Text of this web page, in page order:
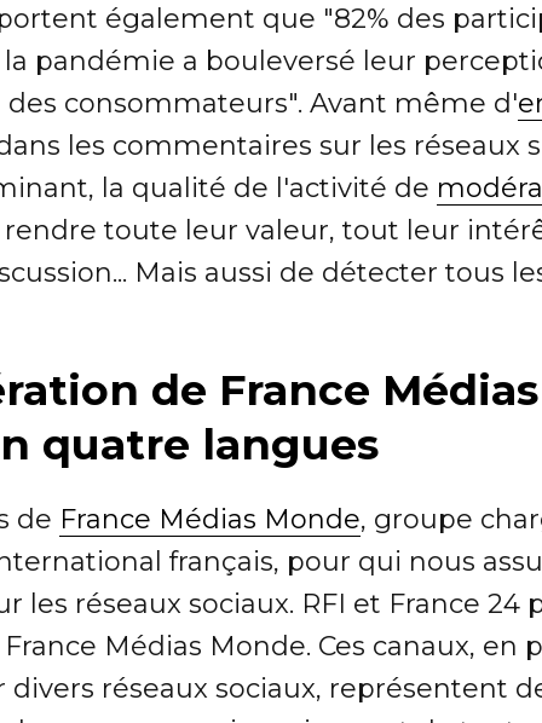
également que "82% des
pandémie a bouleversé leur
des consommateurs". Avant même d'
les commentaires sur les réseaux
la qualité de l'activité de
toute leur valeur, tout leur
Mais aussi de détecter tous
de France
quatre langues
de France Médias Monde, groupe
français, pour qui nous
les réseaux sociaux. RFI et France 24
Médias Monde. Ces canaux, en
divers réseaux sociaux, représentent